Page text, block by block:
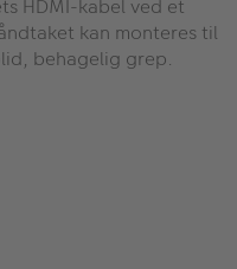
HDMI-kabel ved et
kan monteres til
behagelig grep.